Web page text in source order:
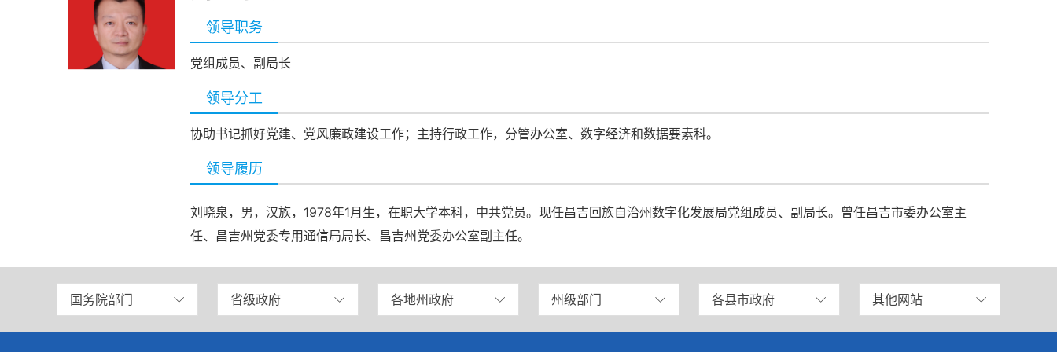
领导职务
党组成员、副局长
领导分工
协助书记抓好党建、党风廉政建设工作；主持行政工作，分管办公室、数字经济和数据要素科。
领导履历
刘晓泉，男，汉族，1978年1月生，在职大学本科，中共党员。现任昌吉回族自治州数字化发展局党组成员、副局长。曾任昌吉市委办公室主
任、昌吉州党委专用通信局局长、昌吉州党委办公室副主任。
国务院部门 省级政府 各地州政府 州级部门 各县市政府 其他网站